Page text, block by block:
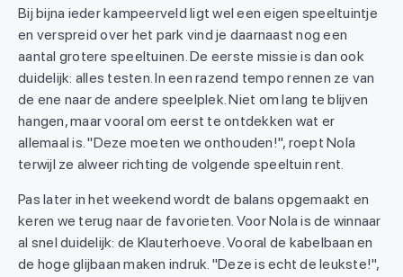
Bij bijna ieder kampeerveld ligt wel een eigen speeltuintje
en verspreid over het park vind je daarnaast nog een
aantal grotere speeltuinen. De eerste missie is dan ook
duidelijk: alles testen. In een razend tempo rennen ze van
de ene naar de andere speelplek. Niet om lang te blijven
hangen, maar vooral om eerst te ontdekken wat er
allemaal is. "Deze moeten we onthouden!", roept Nola
terwijl ze alweer richting de volgende speeltuin rent.
Pas later in het weekend wordt de balans opgemaakt en
keren we terug naar de favorieten. Voor Nola is de winnaar
al snel duidelijk: de Klauterhoeve. Vooral de kabelbaan en
de hoge glijbaan maken indruk. "Deze is echt de leukste!",